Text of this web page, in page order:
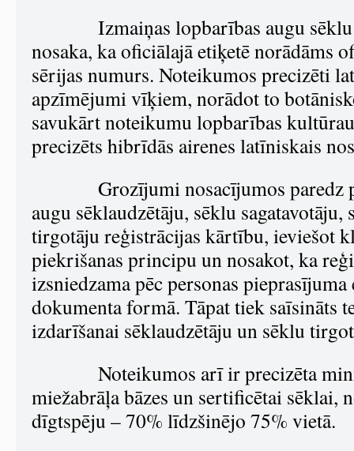
Izmaiņas lopbarības augu
nosaka, ka oficiālajā etiķetē norādāms
sērijas numurs. Noteikumos precizēti
apzīmējumi vīķiem, norādot to
savukārt noteikumu lopbarības
precizēts hibrīdās airenes latīniskais
Grozījumi nosacījumos paredz
augu sēklaudzētāju, sēklu
tirgotāju reģistrācijas kārtību, ieviešot
piekrišanas principu un nosakot, ka
izsniedzama pēc personas
dokumenta formā. Tāpat tiek saīsināts
izdarīšanai sēklaudzētāju un sēklu
Noteikumos arī ir precizēta
miežabrāļa bāzes un sertificētai sēklai,
dīgtspēju – 70% līdzšinējo 75% vietā.